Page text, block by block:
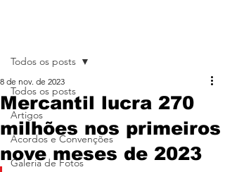
Todos os posts
Artigos
Acordos e Convenções
Galeria de Fotos
Todos os posts
Mercantil lucra 270
milhões nos primeiros
nove meses de 2023
8 de nov. de 2023